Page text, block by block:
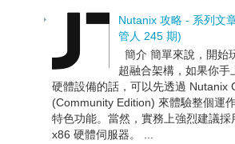
Nutanix 攻略 - 系列文
管人 245 期)
簡介 簡單來說，開始
超融合架構，如果你手
硬體設備的話，可以先透過 Nutanix
(Community Edition) 來體驗整個運
特色功能。當然，實務上強烈建議採
x86 硬體伺服器。 ...